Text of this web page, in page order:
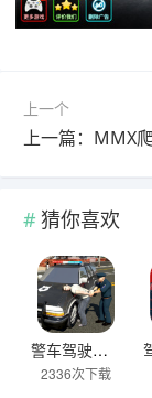
上一个
猜你喜欢
警车驾驶模拟器官方正版 v2.6安卓版
2336次下载